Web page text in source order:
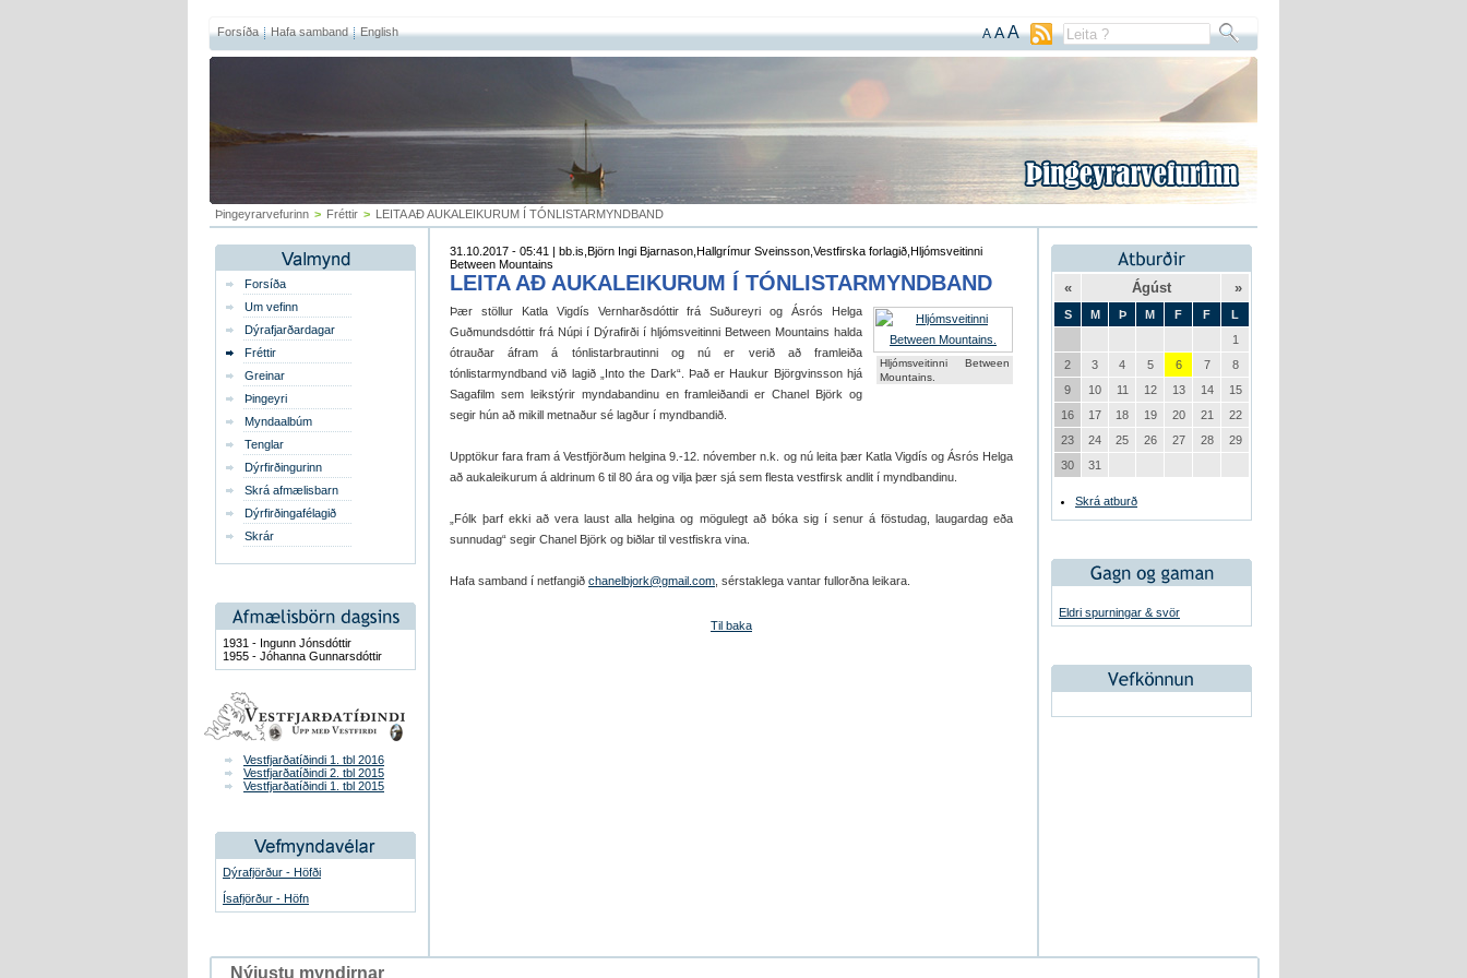
Forsíða Hafa samband English A AA
Þingeyrarvefurinn > Fréttir > LEITA AÐ AUKALEIKURUM Í TÓNLISTARMYNDBAND
Forsíða
Um vefinn
Dýrafjarðardagar
Fréttir
Greinar
Þingeyri
Myndaalbúm
Tenglar
Dýrfirðingurinn
Skrá afmælisbarn
Dýrfirðingafélagið
Skrár
1931 - Ingunn Jónsdóttir
1955 - Jóhanna Gunnarsdóttir
Vestfjarðatíðindi 1. tbl 2016
Vestfjarðatíðindi 2. tbl 2015
Vestfjarðatíðindi 1. tbl 2015
Dýrafjörður - Höfði
Ísafjörður - Höfn
31.10.2017 - 05:41 | bb.is,Björn Ingi Bjarnason,Hallgrímur Sveinsson,Vestfirska forlagið,Hljómsveitinni
Between Mountains
LEITA AÐ AUKALEIKURUM Í TÓNLISTARMYNDBAND
Hljómsveitinni Between
Mountains.
Þær stöllur Katla Vigdís Vernharðsdóttir frá Suðureyri og Ásrós Helga
Guðmundsdóttir frá Núpi í Dýrafirði í hljómsveitinni Between Mountains halda
ótrauðar áfram á tónlistarbrautinni og nú er verið að framleiða
tónlistarmyndband við lagið „Into the Dark“. Það er Haukur Björgvinsson hjá
Sagafilm sem leikstýrir myndabandinu en framleiðandi er Chanel Björk og
segir hún að mikill metnaður sé lagður í myndbandið.
Upptökur fara fram á Vestfjörðum helgina 9.-12. nóvember n.k. og nú leita þær Katla Vigdís og Ásrós Helga
að aukaleikurum á aldrinum 6 til 80 ára og vilja þær sjá sem flesta vestfirsk andlit í myndbandinu.
„Fólk þarf ekki að vera laust alla helgina og mögulegt að bóka sig í senur á föstudag, laugardag eða
sunnudag“ segir Chanel Björk og biðlar til vestfiskra vina.
Hafa samband í netfangið chanelbjork@gmail.com , sérstaklega vantar fullorðna leikara.
Til baka
« Ágúst »
S M Þ M F F
L
1
2
3 4 5 6 7
8
9
10 11 12 13 14
15
16
17 18 19 20 21
22
23
24 25 26 27 28
29
30
31
Skrá atburð
Eldri spurningar & svör
Nýjustu myndirnar